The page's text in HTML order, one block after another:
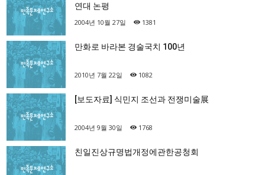
연대 논평
2004년 10월 27일 1381
만화로 바라본 경술국치 100년
2010년 7월 22일 1082
[보도자료] 식민지 조선과 전쟁미술展
2004년 9월 30일 1768
친일진상규명법개정에관한공청회